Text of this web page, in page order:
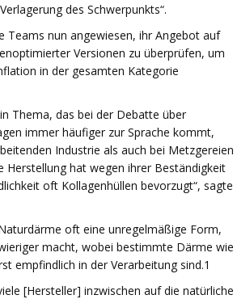
des Schwerpunkts“.
Teams nun angewiesen, ihr Angebot auf
Versionen zu überprüfen, um
in der gesamten Kategorie
Thema, das bei der Debatte über
immer häufiger zur Sprache kommt,
Industrie als auch bei Metzgereien
Herstellung hat wegen ihrer Beständigkeit
oft Kollagenhüllen bevorzugt“, sagte
oft eine unregelmäßige Form,
macht, wobei bestimmte Därme wie
empfindlich in der Verarbeitung sind.1​
[Hersteller] inzwischen auf die natürliche